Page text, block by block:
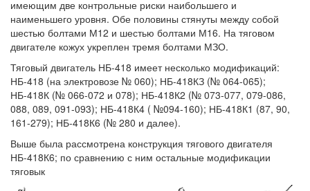
имеющим две контрольные риски наибольшего и
наименьшего уровня. Обе половины стянуты между собой
шестью болтами М12 и шестью болтами М16. На тяговом
двигателе кожух укреплен тремя болтами МЗО.
Тяговый двигатель НБ-418 имеет несколько модификаций:
НБ-418 (на электровозе № 060); НБ-418КЗ (№ 064-065);
НБ-418К (№ 066-072 и 078); НБ-418К2 (№ 073-077, 079-086,
088, 089, 091-093); НБ-418К4 ( №094-160); НБ-418К1 (87, 90,
161-279); НБ-418К6 (№ 280 и далее).
Выше была рассмотрена конструкция тягового двигателя
НБ-418К6; по сравнению с ним остальные модификации
тяговык